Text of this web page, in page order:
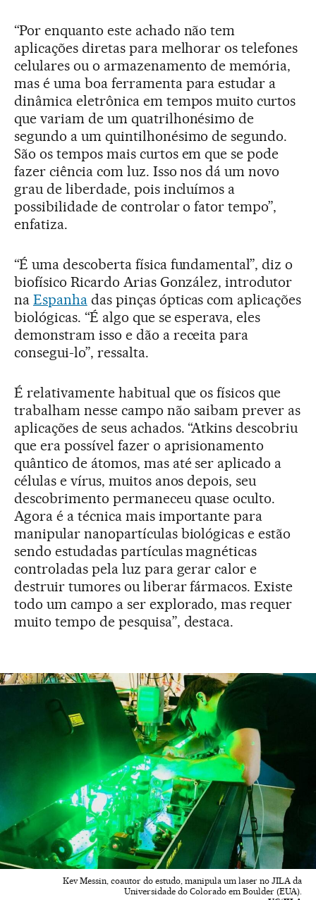
“Por enquanto este achado não tem
aplicações diretas para melhorar os telefones
celulares ou o armazenamento de memória,
mas é uma boa ferramenta para estudar a
dinâmica eletrônica em tempos muito curtos
que variam de um quatrilhonésimo de
segundo a um quintilhonésimo de segundo.
São os tempos mais curtos em que se pode
fazer ciência com luz. Isso nos dá um novo
grau de liberdade, pois incluímos a
possibilidade de controlar o fator tempo”,
enfatiza.
“É uma descoberta física fundamental”, diz o
biofísico Ricardo Arias González, introdutor
na Espanhadas pinças ópticas com aplicações
biológicas. “É algo que se esperava, eles
demonstram isso e dão a receita para
consegui-lo”, ressalta.
É relativamente habitual que os físicos que
trabalham nesse campo não saibam prever as
aplicações de seus achados. “Atkins descobriu
que era possível fazer o aprisionamento
quântico de átomos, mas até ser aplicado a
células e vírus, muitos anos depois, seu
descobrimento permaneceu quase oculto.
Agora é a técnica mais importante para
manipular nanopartículas biológicas e estão
sendo estudadas partículas magnéticas
controladas pela luz para gerar calor e
destruir tumores ou liberar fármacos. Existe
todo um campo a ser explorado, mas requer
muito tempo de pesquisa”, destaca.
Kev Messin, coautor do estudo, manipula um laser no JILA da
Universidade do Colorado em Boulder (EUA).